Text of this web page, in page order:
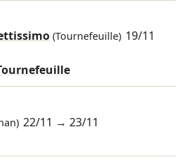
(Tournefeuille) 19/11
22/11 →23/11